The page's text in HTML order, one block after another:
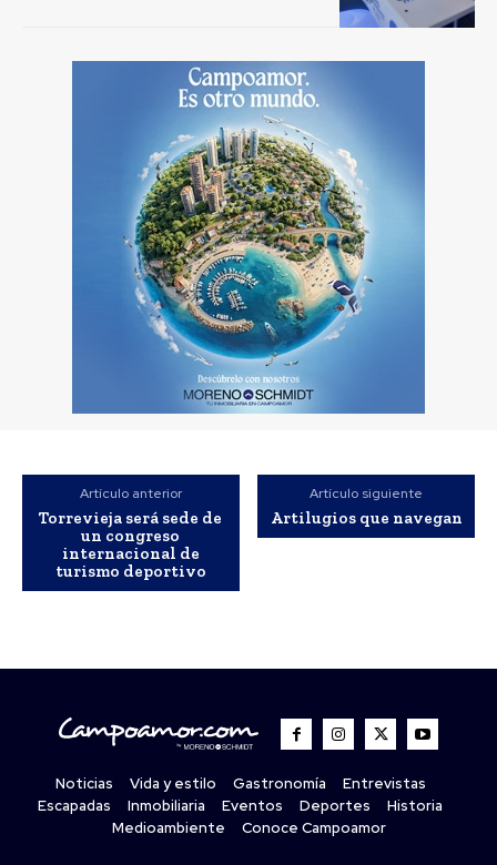
Artículo anterior
Torrevieja será sede de
un congreso
internacional de
turismo deportivo
Artículo siguiente
Artilugios que navegan
Noticias Vida y estilo Gastronomía
Entrevistas
Escapadas
Inmobiliaria Eventos Deportes
Historia
Medioambiente
Conoce Campoamor